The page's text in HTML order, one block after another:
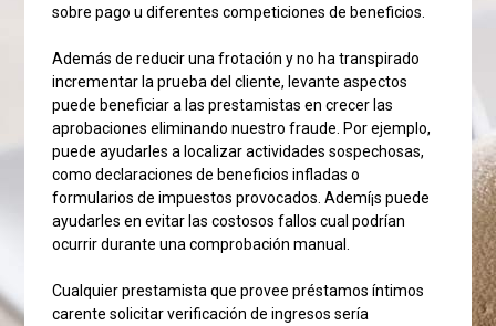
sobre pago u diferentes competiciones de beneficios.
Además de reducir una frotación y no ha transpirado
incrementar la prueba del cliente, levante aspectos
puede beneficiar a las prestamistas en crecer las
aprobaciones eliminando nuestro fraude. Por ejemplo,
puede ayudarles a localizar actividades sospechosas,
como declaraciones de beneficios infladas o
formularios de impuestos provocados. Ademí¡s puede
ayudarles en evitar las costosos fallos cual podrían
ocurrir durante una comprobación manual.
Cualquier prestamista que provee préstamos íntimos
carente solicitar verificación de ingresos serí­a